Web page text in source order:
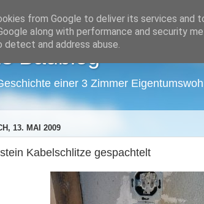
Baublog
einer 3 Zimmer
13. MAI 2009
Kabelschlitze gespachtelt
from Google to deliver its services and
along with performance and security
and address abuse.